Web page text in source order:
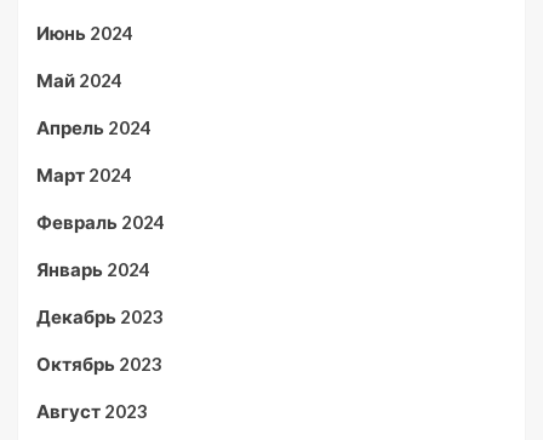
Июнь 2024
Май 2024
Апрель 2024
Март 2024
Февраль 2024
Январь 2024
Декабрь 2023
Октябрь 2023
Август 2023